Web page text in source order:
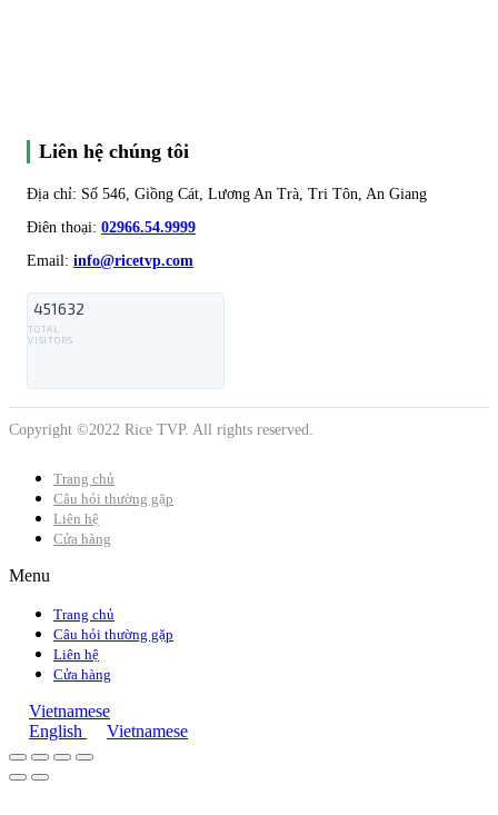
Liên hệ chúng tôi
Địa chỉ: Số 546, Giồng Cát, Lương An Trà, Tri Tôn, An Giang
Điên thoại: 02966.54.9999
Email: info@ricetvp.com
451632
TOTAL
VISITORS
Copyright ©2022 Rice TVP. All rights reserved.
Trang chủ
Câu hỏi thường gặp
Liên hệ
Cửa hàng
Menu
Trang chủ
Câu hỏi thường gặp
Liên hệ
Cửa hàng
Vietnamese
English
Vietnamese